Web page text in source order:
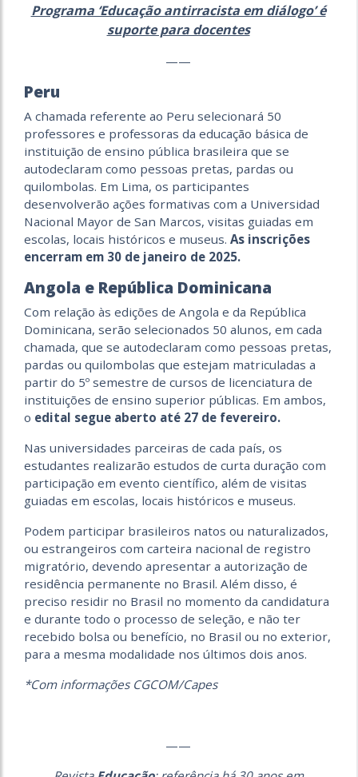
Programa ‘Educação antirracista em diálogo’ é
suporte para docentes
——
Peru
A chamada referente ao Peru selecionará 50
professores e professoras da educação básica de
instituição de ensino pública brasileira que se
autodeclaram como pessoas pretas, pardas ou
quilombolas. Em Lima, os participantes
desenvolverão ações formativas com a Universidad
Nacional Mayor de San Marcos, visitas guiadas em
escolas, locais históricos e museus. As inscrições
encerram em 30 de janeiro de 2025.
Angola e República Dominicana
Com relação às edições de Angola e da República
Dominicana, serão selecionados 50 alunos, em cada
chamada, que se autodeclaram como pessoas pretas,
pardas ou quilombolas que estejam matriculadas a
partir do 5º semestre de cursos de licenciatura de
instituições de ensino superior públicas. Em ambos,
o edital segue aberto até 27 de fevereiro.
Nas universidades parceiras de cada país, os
estudantes realizarão estudos de curta duração com
participação em evento científico, além de visitas
guiadas em escolas, locais históricos e museus.
Podem participar brasileiros natos ou naturalizados,
ou estrangeiros com carteira nacional de registro
migratório, devendo apresentar a autorização de
residência permanente no Brasil. Além disso, é
preciso residir no Brasil no momento da candidatura
e durante todo o processo de seleção, e não ter
recebido bolsa ou benefício, no Brasil ou no exterior,
para a mesma modalidade nos últimos dois anos.
*Com informações CGCOM/Capes
——